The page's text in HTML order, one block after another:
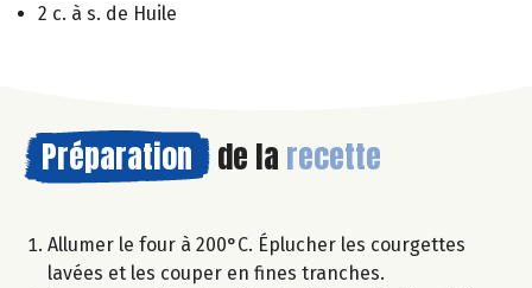
2 c. à s. de Huile
Préparation de la recette
Allumer le four à 200°C. Éplucher les courgettes
lavées et les couper en fines tranches.